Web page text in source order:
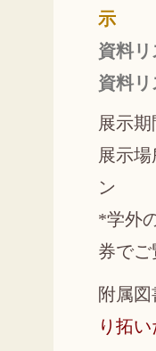
示
資料リ
資料リ
展示
展示
ン
*学外
券で
附属
り拓